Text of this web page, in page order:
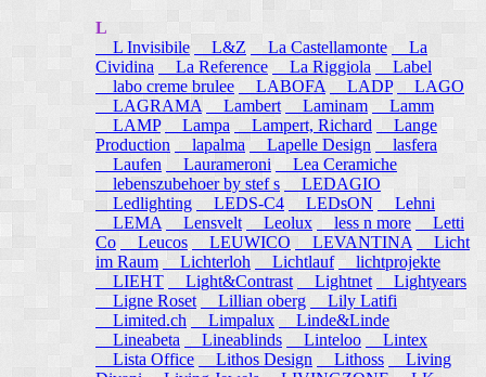
L
L Invisibile
L&Z La Castellamonte
La
Cividina
La Reference La Riggiola
Label
labo creme brulee
LABOFA LADP
LAGO
LAGRAMA
Lambert Laminam
Lamm
LAMP
Lampa Lampert, Richard
Lange
Production
lapalma Lapelle Design
lasfera
Laufen
Laurameroni
Lea Ceramiche
lebenszubehoer by stef s
LEDAGIO
Ledlighting
LEDS-C4 LEDsON
Lehni
LEMA
Lensvelt Leolux less n more
Letti
Co
Leucos LEUWICO LEVANTINA
Licht
im Raum
Lichterloh Lichtlauf lichtprojekte
LIEHT
Light&Contrast Lightnet
Lightyears
Ligne Roset
Lillian oberg
Lily Latifi
Limited.ch
Limpalux
Linde&Linde
Lineabeta
Lineablinds Linteloo
Lintex
Lista Office Lithos Design Lithoss
Living